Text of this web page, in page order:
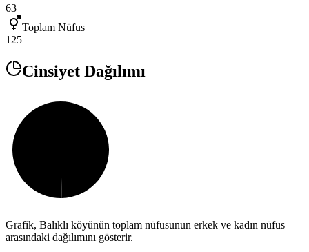
63
Toplam Nüfus
125
Cinsiyet Dağılımı
Grafik, Balıklı köyünün toplam nüfusunun erkek ve kadın nüfus
arasındaki dağılımını gösterir.